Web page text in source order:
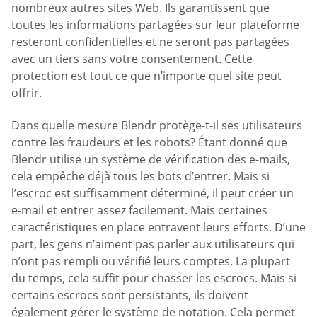
nombreux autres sites Web. Ils garantissent que
toutes les informations partagées sur leur plateforme
resteront confidentielles et ne seront pas partagées
avec un tiers sans votre consentement. Cette
protection est tout ce que n’importe quel site peut
offrir.
Dans quelle mesure Blendr protège-t-il ses utilisateurs
contre les fraudeurs et les robots? Étant donné que
Blendr utilise un système de vérification des e-mails,
cela empêche déjà tous les bots d’entrer. Mais si
l’escroc est suffisamment déterminé, il peut créer un
e-mail et entrer assez facilement. Mais certaines
caractéristiques en place entravent leurs efforts. D’une
part, les gens n’aiment pas parler aux utilisateurs qui
n’ont pas rempli ou vérifié leurs comptes. La plupart
du temps, cela suffit pour chasser les escrocs. Mais si
certains escrocs sont persistants, ils doivent
également gérer le système de notation. Cela permet